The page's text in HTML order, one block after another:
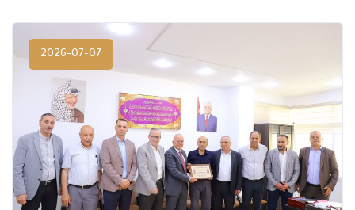
2026-07-07